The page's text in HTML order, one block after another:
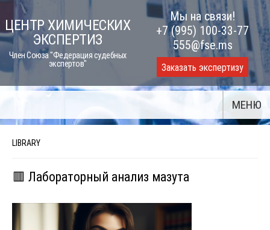
Skip
to
content
ЦЕНТР ХИМИЧЕСКИХ
ЭКСПЕРТИЗ
Член Союза "Федерация судебных
экспертов"
Мы на связи!
+7 (995) 100-33-77
555@fse.ms
Заказать экспертизу
МЕНЮ
LIBRARY
🟥 Лабораторный анализ мазута